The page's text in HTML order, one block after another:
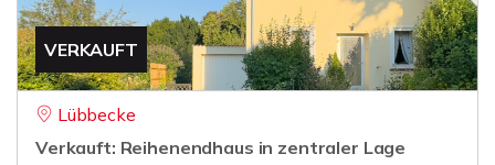
VERKAUFT
Lübbecke
Verkauft: Reihenendhaus in zentraler Lage